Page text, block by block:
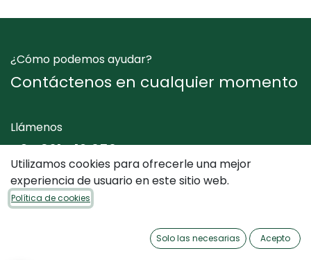
¿Cómo podemos ayudar?
Contáctenos en cualquier momento
Llámenos
+34 961 412 050
Envíenos un mensaje
Utilizamos cookies para ofrecerle una mejor
experiencia de usuario en este sitio web.
Política de cookies
Solo las necesarias Acepto